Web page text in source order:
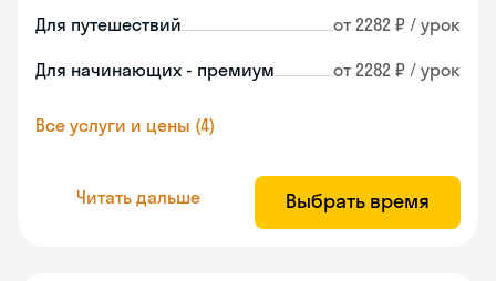
Для путешествий от 2282 ₽ / урок
Для начинающих - премиум от 2282 ₽ / урок
Все услуги и цены (4)
Читать дальше Выбрать время